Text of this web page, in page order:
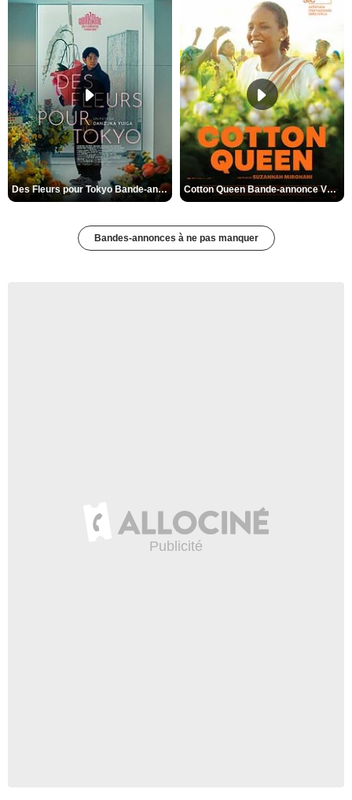
Des Fleurs pour Tokyo Bande-annonce VO STFR Cotton Queen Bande-annonce VO STFR
Bandes-annonces à ne pas manquer